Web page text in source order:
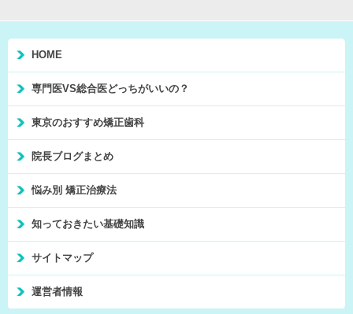
HOME
専門医VS総合医どっちがいいの？
東京のおすすめ矯正歯科
院長ブログまとめ
悩み別 矯正治療法
知っておきたい基礎知識
サイトマップ
運営者情報